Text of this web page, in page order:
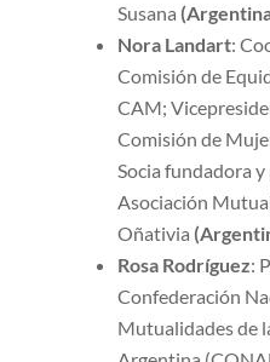
Susana
Nora Landart:
Comisión de
CAM;
Comisión de
Socia fundadora
Asociación
Oñativia
Rosa Rodríguez:
Confederación
Mutualidades de